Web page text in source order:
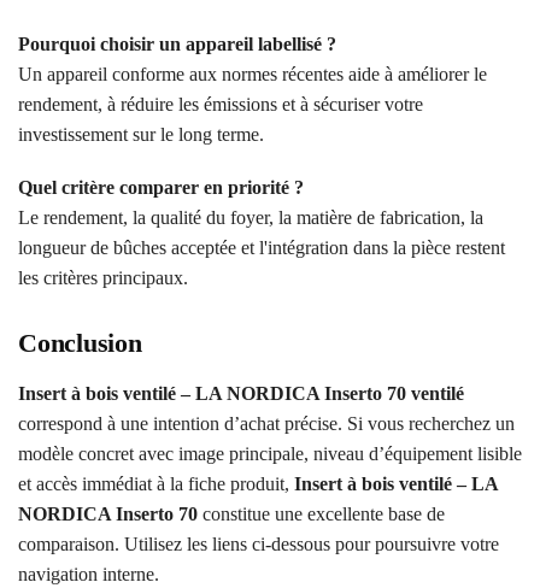
Pourquoi choisir un appareil labellisé ?
Un appareil conforme aux normes récentes aide à améliorer le
rendement, à réduire les émissions et à sécuriser votre
investissement sur le long terme.
Quel critère comparer en priorité ?
Le rendement, la qualité du foyer, la matière de fabrication, la
longueur de bûches acceptée et l'intégration dans la pièce restent
les critères principaux.
Conclusion
Insert à bois ventilé – LA NORDICA Inserto 70 ventilé
correspond à une intention d’achat précise. Si vous recherchez un
modèle concret avec image principale, niveau d’équipement lisible
et accès immédiat à la fiche produit, Insert à bois ventilé – LA
NORDICA Inserto 70 constitue une excellente base de
comparaison. Utilisez les liens ci-dessous pour poursuivre votre
navigation interne.